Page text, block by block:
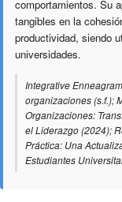
comportamientos. Su
tangibles en la
productividad, siendo
universidades.
Integrative
organizaciones (s.f.);
Organizaciones:
el Liderazgo (2024);
Práctica: Una
Estudiantes